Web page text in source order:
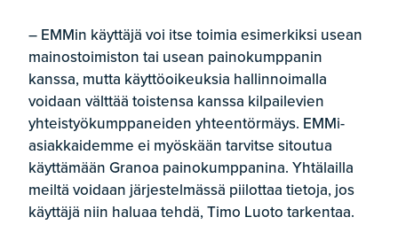
– EMMin käyttäjä voi itse toimia esimerkiksi usean
mainostoimiston tai usean painokumppanin
kanssa, mutta käyttöoikeuksia hallinnoimalla
voidaan välttää toistensa kanssa kilpailevien
yhteistyökumppaneiden yhteentörmäys. EMMi-
asiakkaidemme ei myöskään tarvitse sitoutua
käyttämään Granoa painokumppanina. Yhtälailla
meiltä voidaan järjestelmässä piilottaa tietoja, jos
käyttäjä niin haluaa tehdä, Timo Luoto tarkentaa.